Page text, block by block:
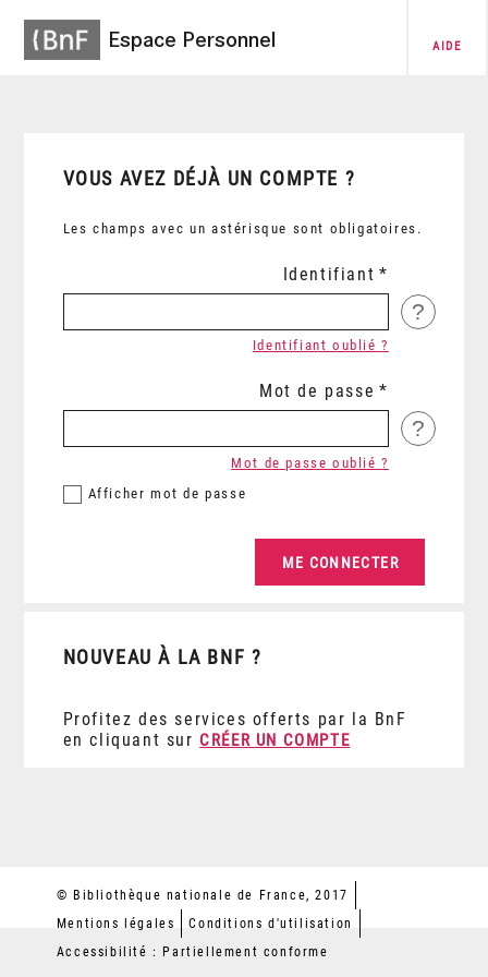
Espace Personnel AIDE
VOUS AVEZ DÉJÀ UN COMPTE ?
Les champs avec un astérisque sont obligatoires.
Identifiant
?
Identifiant oublié ?
Mot de passe
?
Afficher mot de passe
Mot de passe oublié ?
NOUVEAU À LA BNF ?
Profitez des services offerts par la BnF
en cliquant sur CRÉER UN COMPTE
© Bibliothèque nationale de France, 2017
Mentions légales
Conditions d'utilisation
Accessibilité : Partiellement conforme